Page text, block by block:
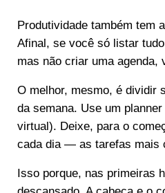
Produtividade também tem
Afinal, se você só listar
mas não criar uma agenda,
O melhor, mesmo, é dividir
da semana. Use um
virtual). Deixe, para o
cada dia — as tarefas mais
Isso porque, nas primeiras